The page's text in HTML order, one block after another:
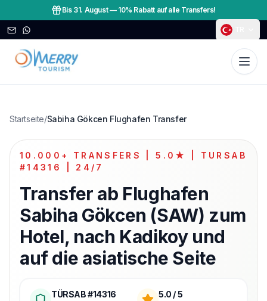
Bis 31. August— 10% Rabatt auf alle Transfers!
Startseite/Sabiha Gökcen Flughafen Transfer
10.000+ TRANSFERS | 5.0★ | TURSAB
#14316 | 24/7
Transfer ab Flughafen
Sabiha Gökcen (SAW) zum
Hotel, nach Kadikoy und
auf die asiatische Seite
TÜRSAB #14316 5.0 / 5